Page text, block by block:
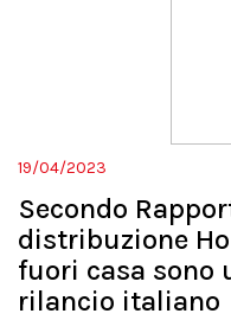
19/04/2023
Secondo
distribuzione
fuori casa sono
rilancio italiano